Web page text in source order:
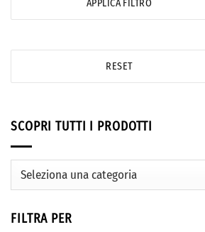
APPLICA FILTRO
RESET
SCOPRI TUTTI I PRODOTTI
FILTRA PER